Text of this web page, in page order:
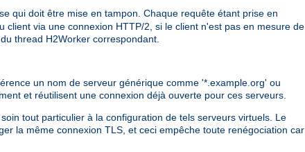
qui doit être mise en tampon. Chaque requête étant prise en
via une connexion HTTP/2, si le client n'est pas en mesure de
thread H2Worker correspondant.
un nom de serveur générique comme '*.example.org' ou
et réutilisent une connexion déjà ouverte pour ces serveurs.
tout particulier à la configuration de tels serveurs virtuels. Le
la même connexion TLS, et ceci empêche toute renégociation car